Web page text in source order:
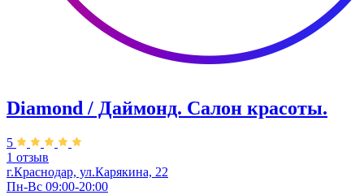
Diamond / Даймонд. Салон красоты.
5
1 отзыв
г.Краснодар, ул.Карякина, 22
Пн-Вс 09:00-20:00